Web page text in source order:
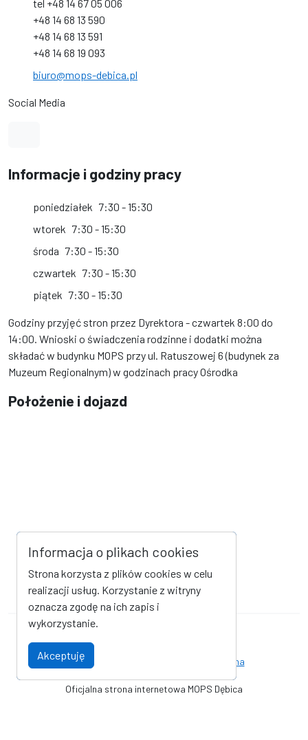
tel +48 14 67 05 006
+48 14 68 13 590
+48 14 68 13 591
+48 14 68 19 093
biuro@mops-debica.pl
Social Media
Informacje i godziny pracy
poniedziałek 7:30 - 15:30
wtorek 7:30 - 15:30
środa 7:30 - 15:30
czwartek 7:30 - 15:30
piątek 7:30 - 15:30
Godziny przyjęć stron przez Dyrektora - czwartek 8:00 do
14:00. Wnioski o świadczenia rodzinne i dodatki można
składać w budynku MOPS przy ul. Ratuszowej 6 (budynek za
Muzeum Regionalnym) w godzinach pracy Ośrodka
Położenie i dojazd
Oficjalna strona internetowa MOPS Dębica
Deklaracja dostępności Strona archiwalna
Informacja o plikach cookies
Strona korzysta z plików cookies w celu
realizacji usług. Korzystanie z witryny
oznacza zgodę na ich zapis i
wykorzystanie.
Akceptuję